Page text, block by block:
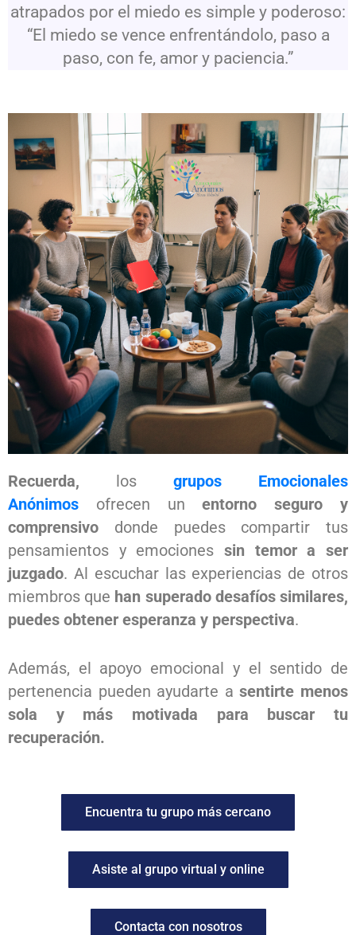
atrapados por el miedo es simple y poderoso:
“El miedo se vence enfrentándolo, paso a
paso, con fe, amor y paciencia.”
Recuerda, los
grupos Emocionales
Anónimos
ofrecen unentorno seguro y
comprensivo donde puedes compartir tus
pensamientos y emociones sin temor a ser
juzgado. Al escuchar las experiencias de otros
miembros que han superado desafíos similares,
puedes obtener esperanza y perspectiva.
Además, el apoyo emocional y el sentido de
pertenencia pueden ayudarte asentirte menos
sola y más motivada para buscar tu
recuperación.
Encuentra tu grupo más cercano
Asiste al grupo virtual y online
Contacta con nosotros